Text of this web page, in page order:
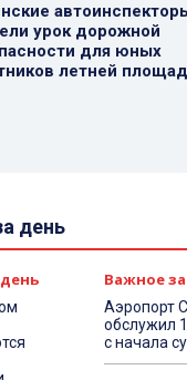
урок дорожной
для юных
летней
день
Важное
Аэропорт
обслужил
с начала